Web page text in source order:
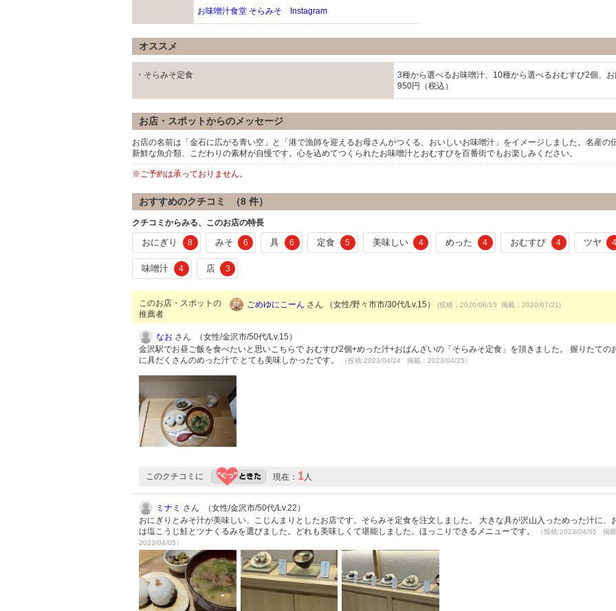
お味噌汁食堂 そらみそ Instagram
オススメ
・そらみそ定食
3種から選べるお味噌汁、10種から選べるおむすび2個、
950円（税込）
お店・スポットからのメッセージ
お店の名前は「金石に広がる青い空」と「港で漁師を迎えるお母さんがつくる、おいしいお味噌汁」をイメージしました。名産の
新鮮な魚介類、こだわりの素材が自慢です。心を込めてつくられたお味噌汁とおむすびを百番街でもお楽しみください。
※ご予約は承っておりません。
おすすめのクチコミ （8 件）
クチコミからみる、このお店の特長
おにぎり 8 みそ 6 具 6 定食 5 美味しい 4 めった 4 おむすび 4 ツヤ 4
味噌汁 4 店 3
このお店・スポットの
推薦者
ごめゆにこーん さん （女性/野々市市/30代/Lv.15） (投稿：2020/06/15 掲載：2020/07/21)
なお さん （女性/金沢市/50代/Lv.15）
金沢駅でお昼ご飯を食べたいと思いこちらで おむすび2個+めった汁+おばんざいの「そらみそ定食」を頂きました。 握りたての
に具だくさんのめった汁で とても美味しかったです。
（投稿:2023/04/24 掲載：2023/04/25）
このクチコミに 現在： 1人
ミナミ さん （女性/金沢市/50代/Lv.22）
おにぎりとみそ汁が美味しい、こじんまりとしたお店です。そらみそ定食を注文しました。 大きな具が沢山入っためった汁に、
は塩こうじ鮭とツナくるみを選びました。どれも美味しくて堪能しました。ほっこりできるメニューです。
（投稿:2023/04/05 掲載
2023/04/05）